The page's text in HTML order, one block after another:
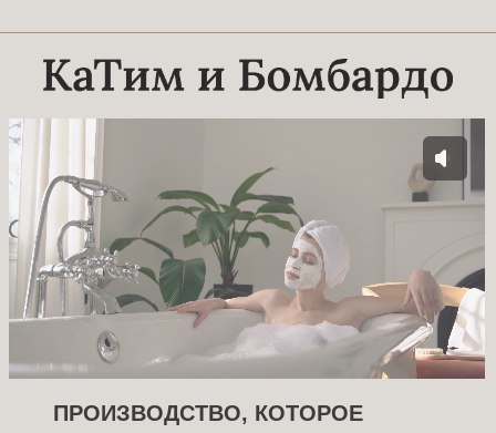
ПРОИЗВОДСТВО, КОТОРОЕ